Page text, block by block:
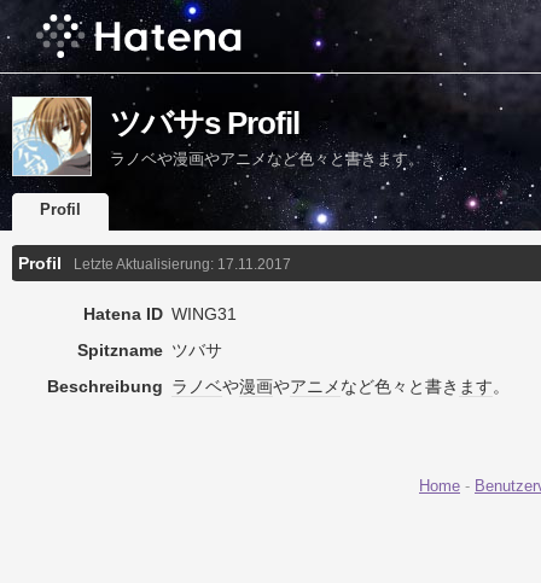
ツバサs Profil
ラノベや漫画やアニメなど色々と書きます。
Profil
Profil Letzte Aktualisierung: 17.11.2017
Hatena ID WING31
Spitzname ツバサ
Beschreibung ラノベや漫画やアニメなど色々と書き ます。
Home -